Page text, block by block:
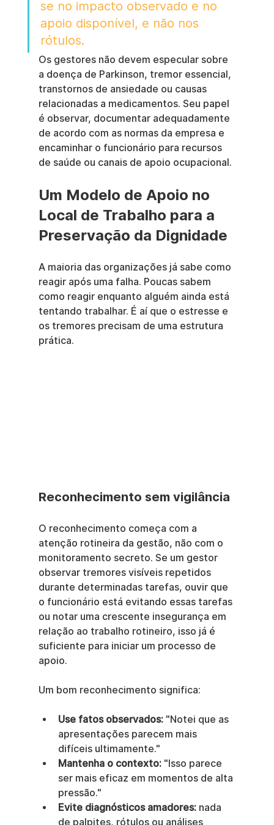
se no impacto observado e no
apoio disponível, e não nos
rótulos.
Os gestores não devem especular sobre
a doença de Parkinson, tremor essencial,
transtornos de ansiedade ou causas
relacionadas a medicamentos. Seu papel
é observar, documentar adequadamente
de acordo com as normas da empresa e
encaminhar o funcionário para recursos
de saúde ou canais de apoio ocupacional.
Um Modelo de Apoio no
Local de Trabalho para a
Preservação da Dignidade
A maioria das organizações já sabe como
reagir após uma falha. Poucas sabem
como reagir enquanto alguém ainda está
tentando trabalhar. É aí que o estresse e
os tremores precisam de uma estrutura
prática.
Reconhecimento sem vigilância
O reconhecimento começa com a
atenção rotineira da gestão, não com o
monitoramento secreto. Se um gestor
observar tremores visíveis repetidos
durante determinadas tarefas, ouvir que
o funcionário está evitando essas tarefas
ou notar uma crescente insegurança em
relação ao trabalho rotineiro, isso já é
suficiente para iniciar um processo de
apoio.
Um bom reconhecimento significa:
Use fatos observados: "Notei que as
apresentações parecem mais
difíceis ultimamente."
Mantenha o contexto: "Isso parece
ser mais eficaz em momentos de alta
pressão."
Evite diagnósticos amadores: nada
de palpites, rótulos ou análises